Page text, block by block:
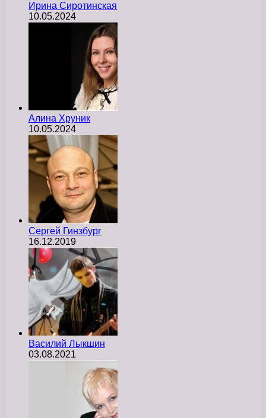
Ирина Сиротинская
10.05.2024
Алина Хруник
10.05.2024
Сергей Гинзбург
16.12.2019
Василий Лыкшин
03.08.2021